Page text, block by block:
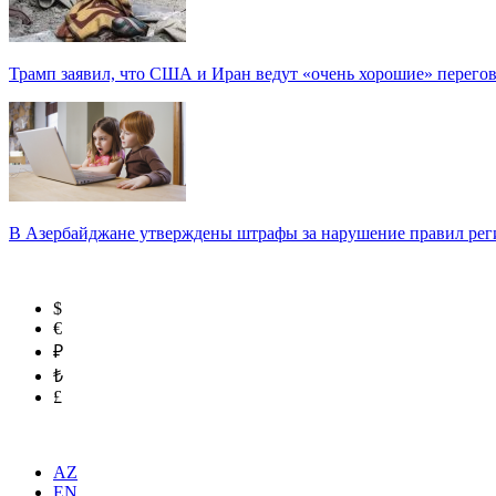
Трамп заявил, что США и Иран ведут «очень хорошие»
В Азербайджане утверждены штрафы за нарушение правил
$
€
₽
₺
£
AZ
EN